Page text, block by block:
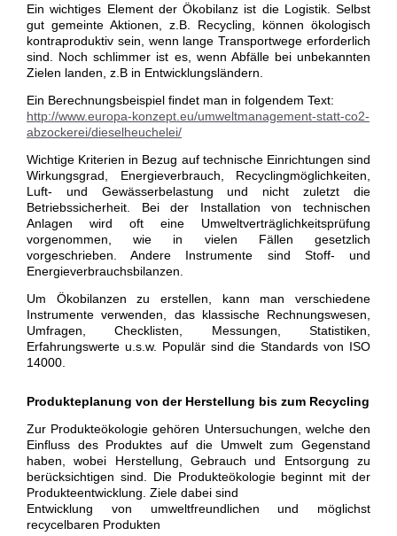
Ein wichtiges Element der Ökobilanz ist die Logistik. Selbst
gut gemeinte Aktionen, z.B. Recycling, können ökologisch
kontraproduktiv sein, wenn lange Transportwege erforderlich
sind. Noch schlimmer ist es, wenn Abfälle bei unbekannten
Zielen landen, z.B in Entwicklungsländern.
Ein Berechnungsbeispiel findet man in folgendem Text:
http://www.europa-konzept.eu/umweltmanagement-statt-co2-
abzockerei/dieselheuchelei/
Wichtige Kriterien in Bezug auf technische Einrichtungen sind
Wirkungsgrad, Energieverbrauch, Recyclingmöglichkeiten,
Luft- und Gewässerbelastung und nicht zuletzt die
Betriebssicherheit. Bei der Installation von technischen
Anlagen wird oft eine Umweltverträglichkeitsprüfung
vorgenommen, wie in vielen Fällen gesetzlich
vorgeschrieben. Andere Instrumente sind Stoff- und
Energieverbrauchsbilanzen.
Um Ökobilanzen zu erstellen, kann man verschiedene
Instrumente verwenden, das klassische Rechnungswesen,
Umfragen, Checklisten, Messungen, Statistiken,
Erfahrungswerte u.s.w. Populär sind die Standards von ISO
14000.
Produkteplanung von der Herstellung bis zum Recycling
Zur Produkteökologie gehören Untersuchungen, welche den
Einfluss des Produktes auf die Umwelt zum Gegenstand
haben, wobei Herstellung, Gebrauch und Entsorgung zu
berücksichtigen sind. Die Produkteökologie beginnt mit der
Produkteentwicklung. Ziele dabei sind
Entwicklung von umweltfreundlichen und möglichst
recycelbaren Produkten